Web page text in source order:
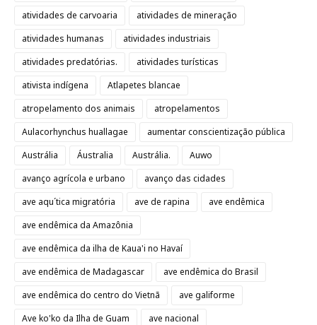
atividades de carvoaria
atividades de mineração
atividades humanas
atividades industriais
atividades predatórias.
atividades turísticas
ativista indígena
Atlapetes blancae
atropelamento dos animais
atropelamentos
Aulacorhynchus huallagae
aumentar conscientização pública
Austrália
Áustralia Austrália.
Auwo
avanço agrícola e urbano
avanço das cidades
ave aqu´tica migratória
ave de rapina
ave endêmica
ave endêmica da Amazônia
ave endêmica da ilha de Kaua'i no Havaí
ave endêmica de Madagascar
ave endêmica do Brasil
ave endêmica do centro do Vietnã
ave galiforme
Ave ko'ko da Ilha de Guam
ave nacional